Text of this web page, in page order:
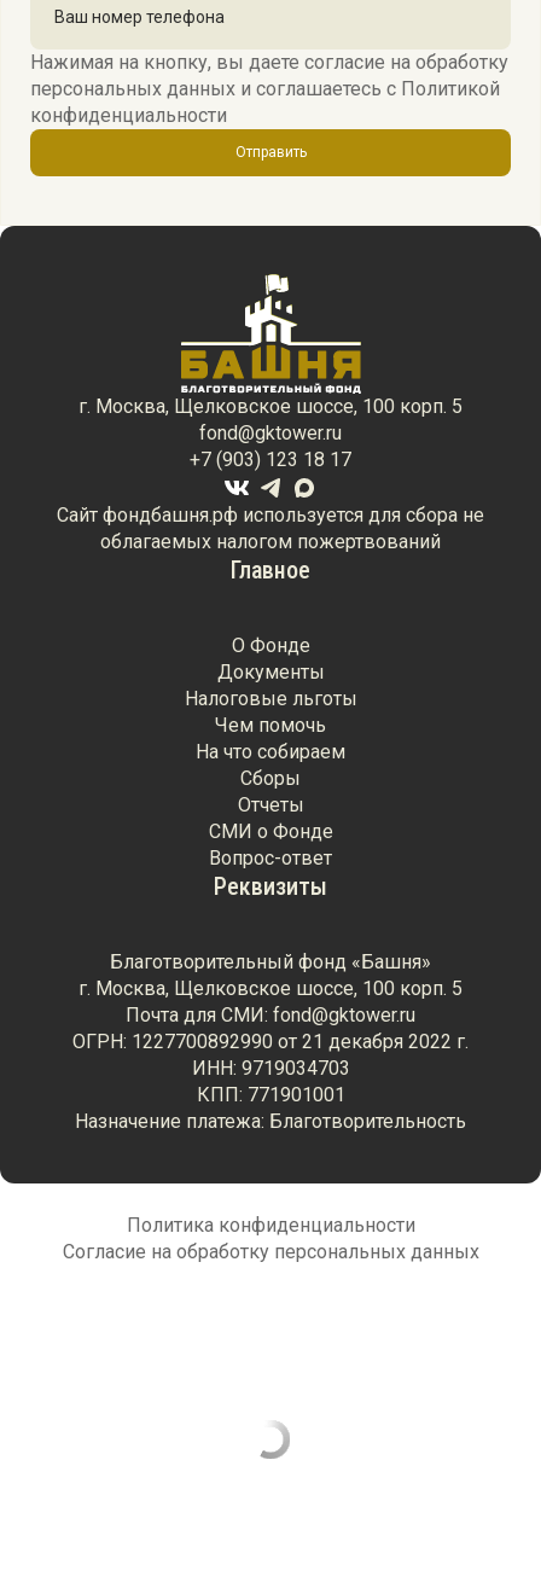
Нажимая на кнопку, вы даете согласие на обработку
персональных данных и соглашаетесь c Политикой
конфиденциальности
Отправить
Главное
О Фонде
Документы
Налоговые льготы
Чем помочь
На что собираем
Сборы
Отчеты
СМИ о Фонде
Вопрос-ответ
г. Москва, Щелковское шоссе, 100 корп. 5
fond@gktower.ru
+7 (903) 123 18 17
Сайт фондбашня.рф используется для сбора не
облагаемых налогом пожертвований
Реквизиты
Благотворительный фонд «Башня»
г. Москва, Щелковское шоссе, 100 корп. 5
Почта для СМИ: fond@gktower.ru
ОГРН: 1227700892990 от 21 декабря 2022 г.
ИНН: 9719034703
КПП: 771901001
Назначение платежа: Благотворительность
Политика конфиденциальности
Согласие на обработку персональных данных